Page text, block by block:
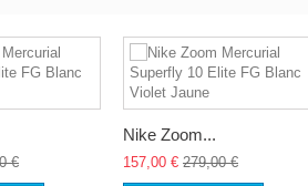
€
Nike Zoom...
157,00 € 279,00 €